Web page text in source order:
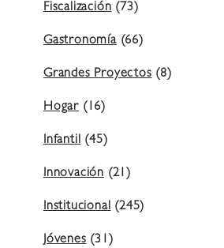
Fiscalización (73)
Gastronomía(66)
Grandes Proyectos (8)
Hogar (16)
Infantil (45)
Innovación (21)
Institucional (245)
Jóvenes (31)